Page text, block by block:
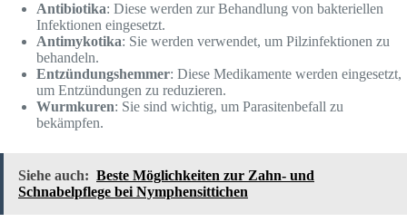
Antibiotika: Diese werden zur Behandlung von bakteriellen
Infektionen eingesetzt.
Antimykotika: Sie werden verwendet, um Pilzinfektionen zu
behandeln.
Entzündungshemmer: Diese Medikamente werden eingesetzt,
um Entzündungen zu reduzieren.
Wurmkuren: Sie sind wichtig, um Parasitenbefall zu
bekämpfen.
Siehe auch: Beste Möglichkeiten zur Zahn- und
Schnabelpflege bei Nymphensittichen